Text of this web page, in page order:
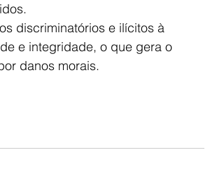
discriminatórios e ilícitos à
e integridade, o que gera o
danos morais.